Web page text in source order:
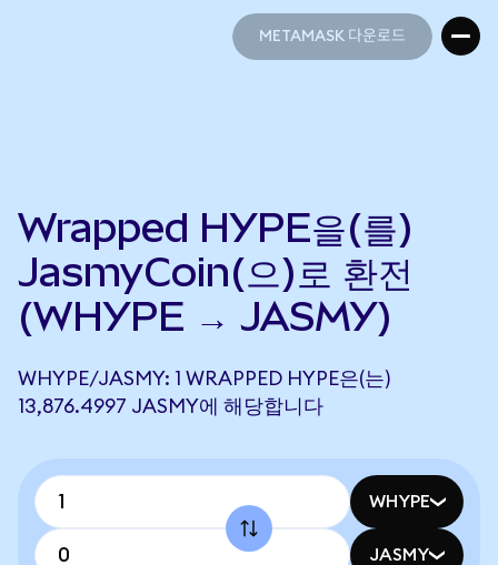
METAMASK 다운로드
Wrapped HYPE을(를)
JasmyCoin(으)로 환전
(WHYPE → JASMY)
WHYPE/JASMY: 1 WRAPPED HYPE은(는)
13,876.4997 JASMY에 해당합니다
WHYPE
JASMY